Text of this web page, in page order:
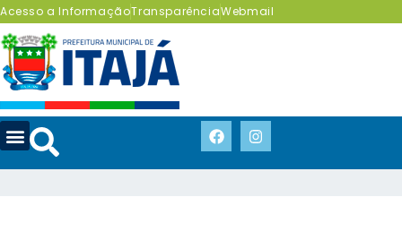
Acesso a InformaçãoTransparênciaWebmail